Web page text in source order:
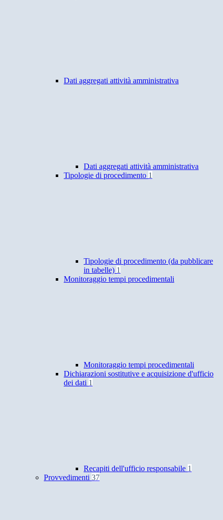
Dati aggregati attività amministrativa
Dati aggregati attività amministrativa
Tipologie di procedimento 1
Tipologie di procedimento (da pubblicare
in tabelle) 1
Monitoraggio tempi procedimentali
Monitoraggio tempi procedimentali
Dichiarazioni sostitutive e acquisizione d'ufficio
dei dati 1
Recapiti dell'ufficio responsabile 1
Provvedimenti 37